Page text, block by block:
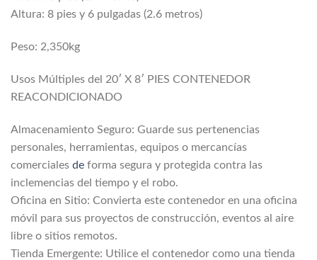
Altura: 8 pies y 6 pulgadas (2.6 metros)
Peso: 2,350kg
Usos Múltiples del 20′ X 8′ PIES CONTENEDOR
REACONDICIONADO
Almacenamiento Seguro: Guarde sus pertenencias
personales, herramientas, equipos o mercancías
comerciales de forma segura y protegida contra las
inclemencias del tiempo y el robo.
Oficina en Sitio: Convierta este contenedor en una oficina
móvil para sus proyectos de construcción, eventos al aire
libre o sitios remotos.
Tienda Emergente: Utilice el contenedor como una tienda